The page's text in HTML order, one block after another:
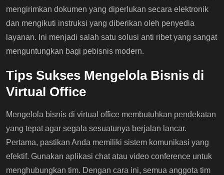
mengirimkan dokumen yang diperlukan secara elektronik
dan mengikuti instruksi yang diberikan oleh penyedia
layanan. Ini menjadi salah satu solusi anti ribet yang sangat
menguntungkan bagi pebisnis modern.
Tips Sukses Mengelola Bisnis di
Virtual Office
Mengelola bisnis di virtual office membutuhkan pendekatan
yang tepat agar segala sesuatunya berjalan lancar.
Pertama, pastikan Anda memiliki sistem komunikasi yang
efektif. Gunakan aplikasi chat atau video conference untuk
menghubungkan tim. Dengan cara ini, semua anggota tim